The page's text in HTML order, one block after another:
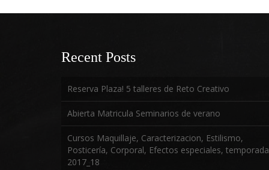
Recent Posts
Reserva Plaza! 5 talleres de Reto Creativo
Abierta Matricula Seminarios de verano
Cursos Maquillaje, Caracterizacion, Estilismo,
Posticería, Corporal, Efectos especiales, temporada
2017_18